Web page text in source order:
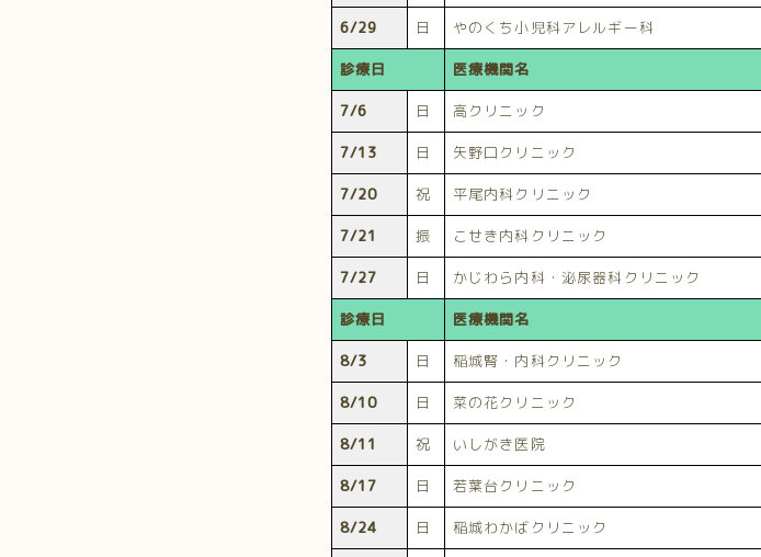
6/29 日 やのくち小児科アレルギー科
診療日 医療機関名
7/6 日 高クリニック
7/13 日 矢野口クリニック
7/20 祝 平尾内科クリニック
7/21 振 こせき内科クリニック
7/27 日 かじわら内科・泌尿器科クリニック
診療日 医療機関名
8/3 日 稲城腎・内科クリニック
8/10 日 菜の花クリニック
8/11 祝 いしがき医院
8/17 日 若葉台クリニック
8/24 日 稲城わかばクリニック